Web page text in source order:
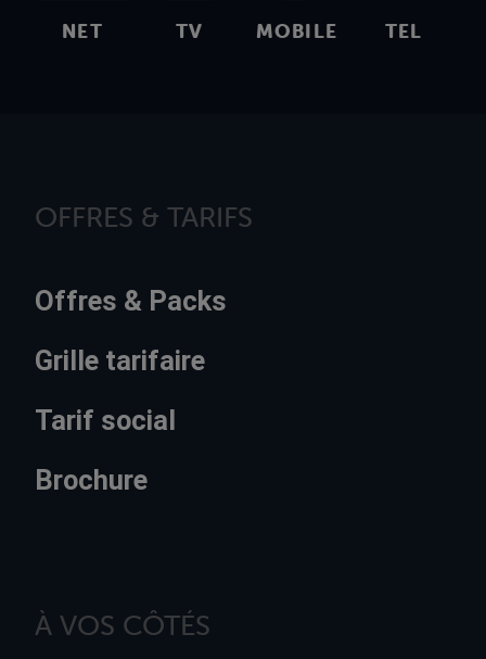
NET TV MOBILE TEL
OFFRES & TARIFS
Offres & Packs
Grille tarifaire
Tarif social
Brochure
À VOS CÔTÉS